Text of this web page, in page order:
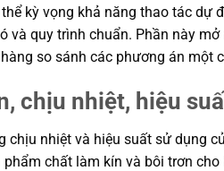
kỳ vọng khả năng thao tác
và quy trình chuẩn. Phần này
so sánh các phương án một
chịu nhiệt, hiệu
chịu nhiệt và hiệu suất sử dụng
chất làm kín và bôi trơn